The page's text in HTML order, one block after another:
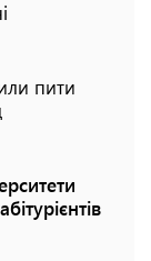
пити